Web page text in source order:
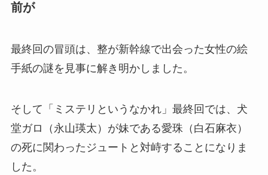
前が
最終回の冒頭は、整が新幹線で出会った女性の絵
手紙の謎を見事に解き明かしました。
そして「ミステリというなかれ」最終回では、犬
堂ガロ（永山瑛太）が妹である愛珠（白石麻衣）
の死に関わったジュートと対峙することになりま
した。